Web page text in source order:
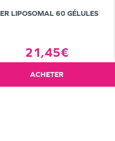
LIPOSOMAL 60 GÉLULES
21,45€
ACHETER